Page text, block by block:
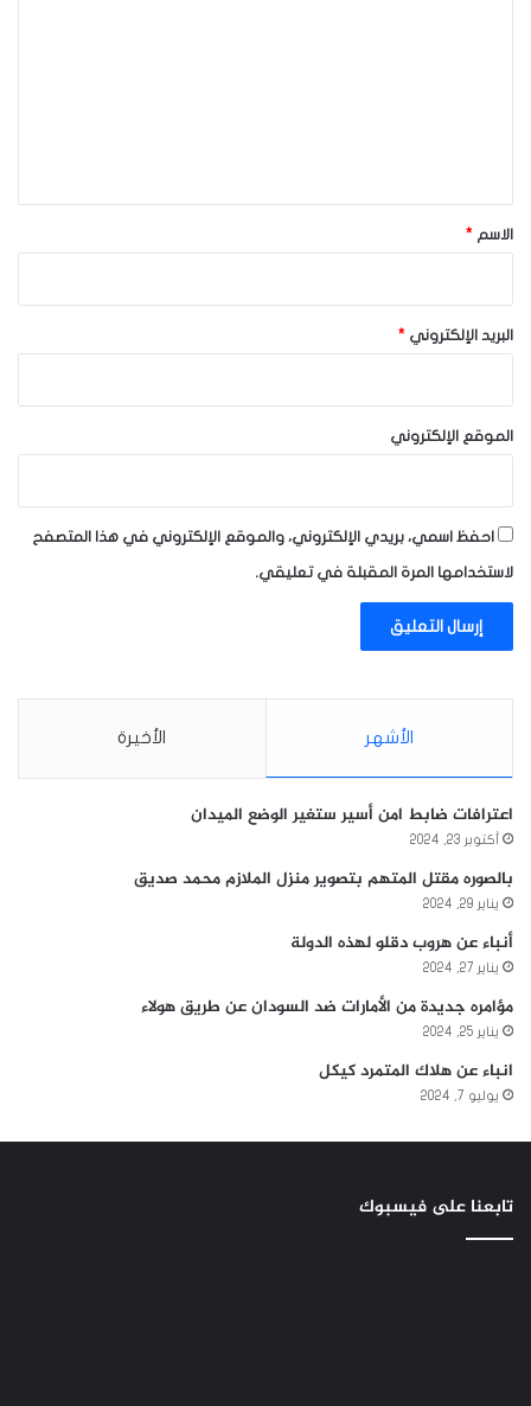
*الاسم *
البريد الإلكتروني *
الموقع الإلكتروني
احفظ اسمي، بريدي الإلكتروني، والموقع الإلكتروني في هذا المتصفح
لاستخدامها المرة المقبلة في تعليقي.
الأشهر الأخيرة
اعترافات ضابط امن أسير ستغير الوضع الميدان
أكتوبر 23, 2024
بالصوره مقتل المتهم بتصوير منزل الملازم محمد صديق
يناير 29, 2024
أنباء عن هروب دقلو لهذه الدولة
يناير 27, 2024
مؤامره جديدة من الأمارات ضد السودان عن طريق هولاء
يناير 25, 2024
انباء عن هلاك المتمرد كيكل
يوليو 7, 2024
تابعنا على فيسبوك